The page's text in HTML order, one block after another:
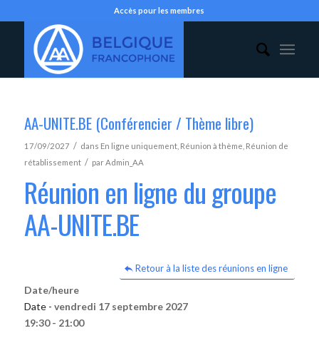
Accès pour les membres
AA-UNITE.BE (Conférencier / Thème libre)
17/09/2027 / dans En ligne uniquement, Réunion à thème Réunion de
rétablissement / parAdmin_AA
Réunion en ligne du groupe
AA-UNITE.BE
Retour à la liste des réunions en ligne
Date/heure
Date - vendredi 17 septembre 2027
19:30 - 21:00